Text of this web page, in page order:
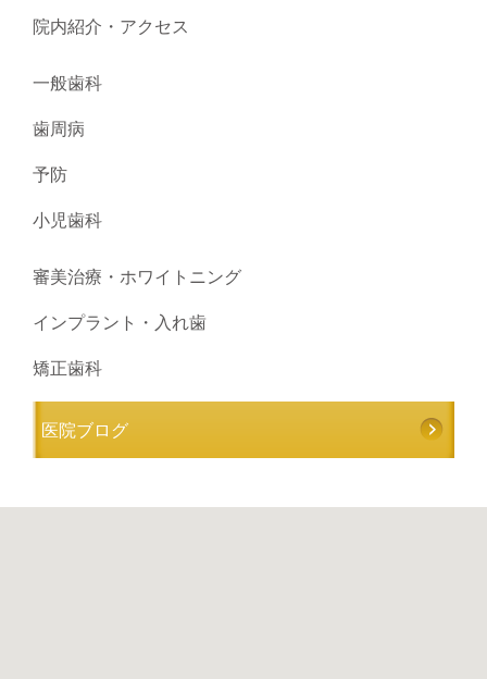
院内紹介・アクセス
一般歯科
歯周病
予防
小児歯科
審美治療・ホワイトニング
インプラント・入れ歯
矯正歯科
医院ブログ